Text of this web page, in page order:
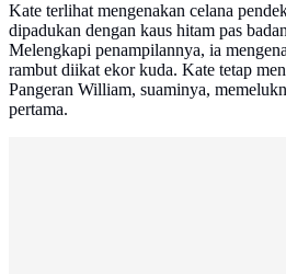
Kate terlihat mengenakan celana
dipadukan dengan kaus hitam pas
Melengkapi penampilannya, ia
rambut diikat ekor kuda. Kate tetap
Pangeran William, suaminya,
pertama.